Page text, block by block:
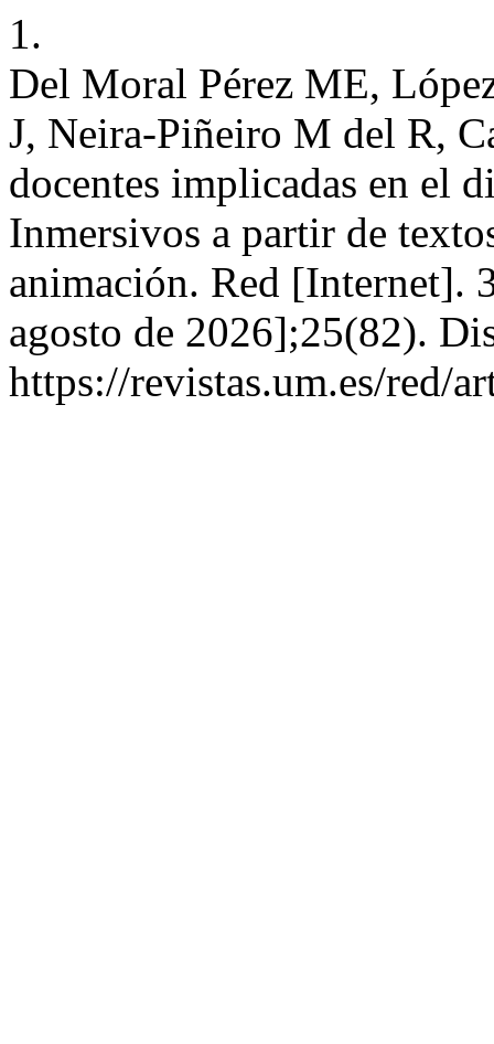
1.
Del Moral Pérez ME,
J, Neira-Piñeiro M del R,
docentes implicadas en el
Inmersivos a partir de
animación. Red [Internet].
agosto de 2026];25(82).
https://revistas.um.es/red/